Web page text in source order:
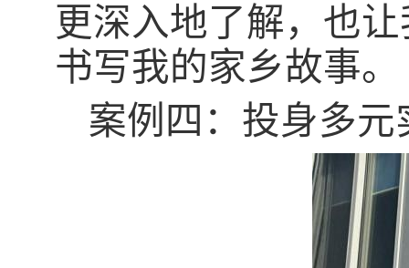
更深入地了解，也
书写我的家乡故事。
案例四：投身多